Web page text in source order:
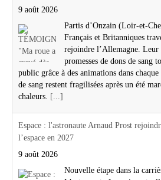
9 août 2026
Partis d’Onzain (Loir-et-
Français et Britanniques
rejoindre l’Allemagne.
promesses de dons de sang
public grâce à des animations dans
de sang restent fragilisées après un été
chaleurs. [...]
Espace : l'astronaute Arnaud Prost
l’espace en 2027
9 août 2026
Nouvelle étape dans la